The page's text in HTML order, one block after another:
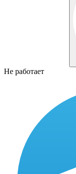
Не работает